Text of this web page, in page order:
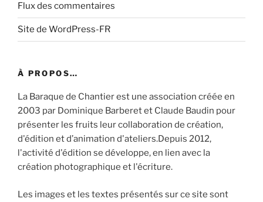
Flux des commentaires
Site de WordPress-FR
À PROPOS…
La Baraque de Chantier est une association créée en
2003 par Dominique Barberet et Claude Baudin pour
présenter les fruits leur collaboration de création,
d'édition et d’animation d'ateliers.Depuis 2012,
l'activité d'édition se développe, en lien avec la
création photographique et l'écriture.
Les images et les textes présentés sur ce site sont